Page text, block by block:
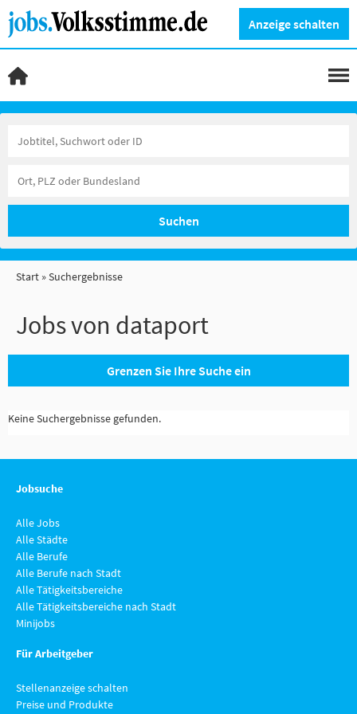
Anzeige schalten
Suchen
Start Suchergebnisse
Jobs von dataport
Grenzen Sie Ihre Suche ein
Keine Suchergebnisse gefunden.
Jobsuche
Alle Jobs
Alle Städte
Alle Berufe
Alle Berufe nach Stadt
Alle Tätigkeitsbereiche
Alle Tätigkeitsbereiche nach Stadt
Minijobs
Für Arbeitgeber
Stellenanzeige schalten
Preise und Produkte